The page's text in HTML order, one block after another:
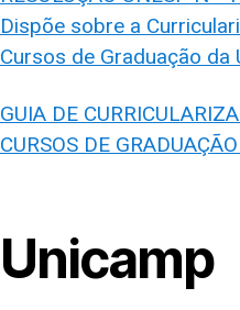
Dispõe sobre a
Cursos de Graduação da
GUIA DE
CURSOS DE
Unicamp